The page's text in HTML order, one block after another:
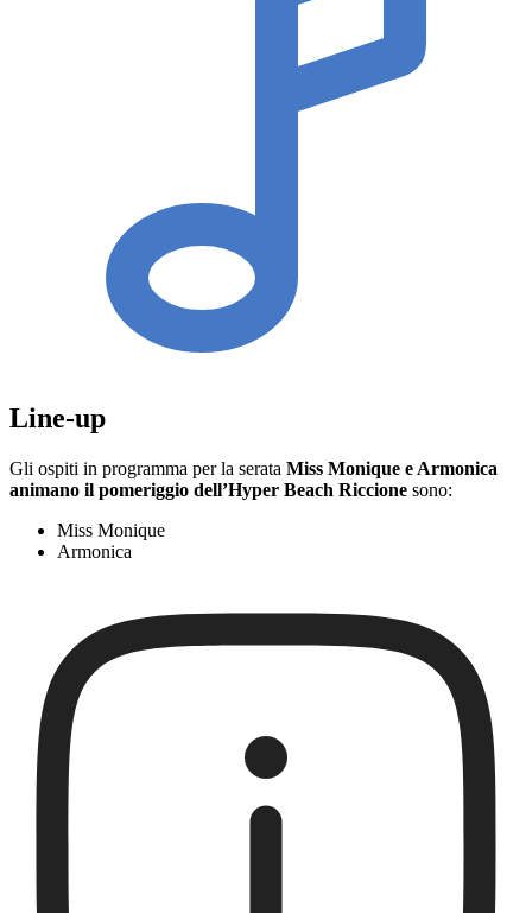
Line-up
Gli ospiti in programma per la serata Miss Monique e Armonica
animano il pomeriggio dell’Hyper Beach Riccione sono:
Miss Monique
Armonica